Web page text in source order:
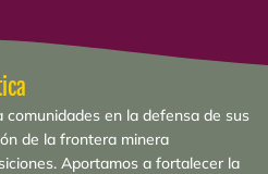
en la defensa de sus
de la frontera minera
Aportamos a fortalecer la